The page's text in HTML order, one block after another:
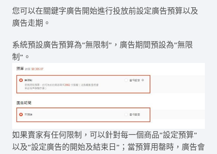
您可以在關鍵字廣告開始進行投放前設定廣告預算以及
廣告走期。
系統預設廣告預算為”無限制”，廣告期間預設為”無限
制”。
如果賣家有任何限制，可以針對每一個商品”設定預算”
以及”設定廣告的開始及結束日”；當預算用罄時，廣告會